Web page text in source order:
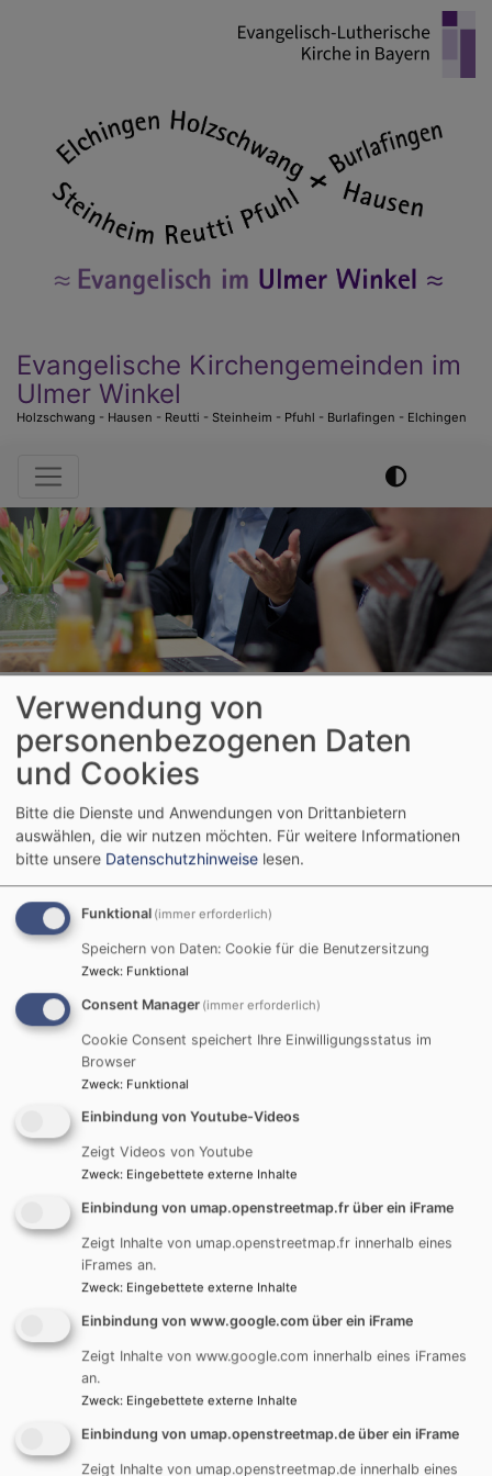
Evangelische Kirchengemeinden im
Ulmer Winkel
Holzschwang - Hausen - Reutti - Steinheim - Pfuhl - Burlafingen - Elchingen
Hauptnavigation
Startseite Ev. Luth. Kirchengemeinde Reutti
stellen uns vor
Reutti - Kirchenvorstand
Reutti -
Kirchenvorstand
Der Kirchenvorstand leitet in Zusammenarbeit mit dem
geschäftsführenden Pfarrer die Gemeinde. Er ist verantwortlich
für die Gottesdienste und Andachten, die pädagogische Arbeit in
Schule und Gemeinde wie z.B. dem Konfi-Unterricht, für die
Finanzen der Gemeinde, den Erhalt und die Finanzierung der
Gebäude, den Betrieb der Kindertagestätten (Kindergarten und
Krippe „Unterm Himmelszelt“ und Waldkindergarten) uvm.
Der Kirchenvorstand Reutti arbeitet seit Jahren sehr
vertrauensvoll, verschwiegen und mit gutem Teamgeist für die
Belange der Kirchengemeinde. Er unterstützt und begleitet die
Arbeit von Pfr. Reichenbacher konstruktiv-kritisch und ist
Sprachrohr für die Gemeinde.
Frey zur Vertrauensfrau gewählt und Markus Hahn zu ihrem
Stellvertreter. Die Vertrauensfrau bereitet die Sitzungen mit dem
Pfarrer vor. Die Sitzungen selbst werden von den Mitgliedern in
wechselnden Rollen geleitet und protokolliert.
Bei bestimmten Fragestellungen werden weitere Gäste ohne
Verwendung von
personenbezogenen Daten
und Cookies
Bitte die Dienste und Anwendungen von Drittanbietern
auswählen, die wir nutzen möchten. Für weitere Informationen
bitte unsere Datenschutzhinweise lesen.
Funktional (immer erforderlich)
Speichern von Daten: Cookie für die Benutzersitzung
Zweck: Funktional
Consent Manager (immer erforderlich)
Cookie Consent speichert Ihre Einwilligungsstatus im
Browser
Zweck: Funktional
Einbindung von Youtube-Videos
Zeigt Videos von Youtube
Zweck: Eingebettete externe Inhalte
Einbindung von umap.openstreetmap.fr über ein iFrame
Zeigt Inhalte von umap.openstreetmap.fr innerhalb eines
iFrames an.
Zweck: Eingebettete externe Inhalte
Einbindung von www.google.com über ein iFrame
Zeigt Inhalte von www.google.com innerhalb eines iFrames
an.
Zweck: Eingebettete externe Inhalte
Einbindung von umap.openstreetmap.de über ein iFrame
Zeigt Inhalte von umap.openstreetmap.de innerhalb eines